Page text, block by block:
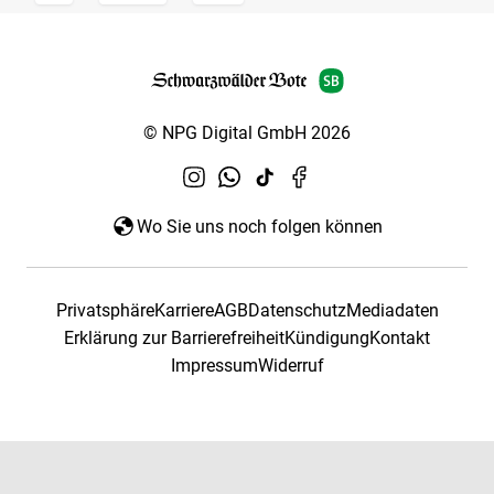
© NPG Digital GmbH 2026
Wo Sie uns noch folgen können
PrivatsphäreKarriereAGBDatenschutzMediadaten
Erklärung zur BarrierefreiheitKündigungKontakt
ImpressumWiderruf